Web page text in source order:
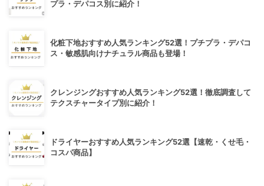
プラ・デパコス別に紹介！
化粧下地おすすめ人気ランキング52選！プチプラ・デパコ
ス・敏感肌向けナチュラル商品も登場！
クレンジングおすすめ人気ランキング52選！徹底調査して
テクスチャータイプ別に紹介！
ドライヤーおすすめ人気ランキング52選【速乾・くせ毛・
コスパ商品】